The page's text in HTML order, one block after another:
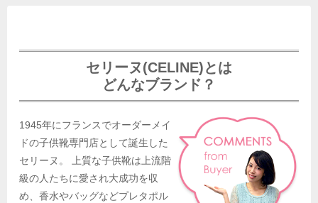
セリーヌ(CELINE)とは
どんなブランド？
1945年にフランスでオーダーメイ
ドの子供靴専門店として誕生した
セリーヌ。 上質な子供靴は上流階
級の人たちに愛され大成功を収
め、香水やバッグなどプレタポル